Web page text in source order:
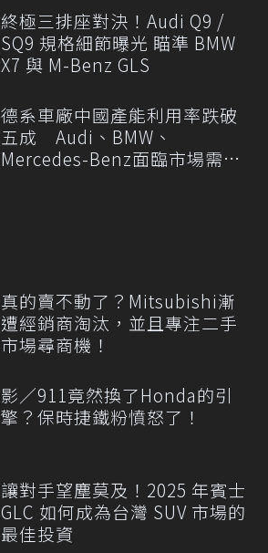
終極三排座對決！Audi Q9 /
SQ9 規格細節曝光 瞄準 BMW
X7 與 M-Benz GLS
德系車廠中國產能利用率跌破
五成 Audi、BMW、
Mercedes-Benz面臨市場需求
真的賣不動了？Mitsubishi漸
遭經銷商淘汰，並且專注二手
市場尋商機！
影／911竟然換了Honda的引
擎？保時捷鐵粉憤怒了！
讓對手望塵莫及！2025 年賓士
GLC 如何成為台灣 SUV 市場的
最佳投資